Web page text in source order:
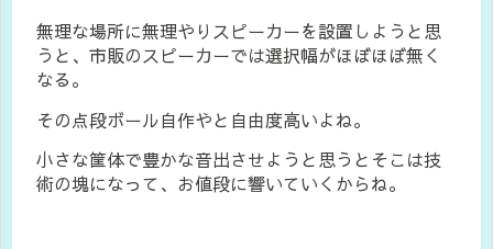
無理な場所に無理やりスピーカーを設置しようと思
うと、市販のスピーカーでは選択幅がほぼほぼ無く
なる。
その点段ボール自作やと自由度高いよね。
小さな筐体で豊かな音出させようと思うとそこは技
術の塊になって、お値段に響いていくからね。